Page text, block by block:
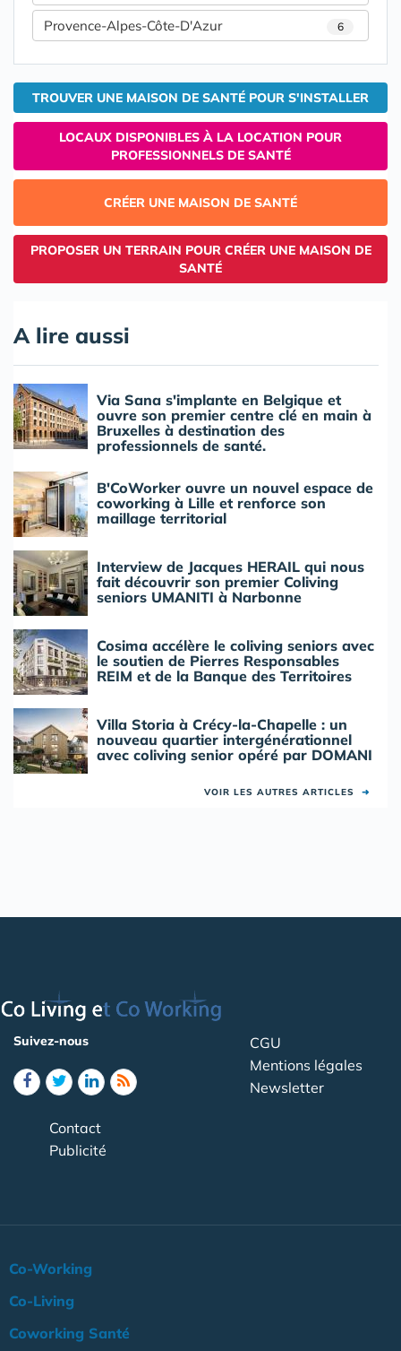
Provence-Alpes-Côte-D'Azur 6
TROUVER UNE MAISON DE SANTÉ POUR S'INSTALLER
LOCAUX DISPONIBLES À LA LOCATION POUR
PROFESSIONNELS DE SANTÉ
CRÉER UNE MAISON DE SANTÉ
PROPOSER UN TERRAIN POUR CRÉER UNE MAISON DE
SANTÉ
A lire aussi
Via Sana s'implante en Belgique et
ouvre son premier centre clé en main à
Bruxelles à destination des
professionnels de santé.
B'CoWorker ouvre un nouvel espace de
coworking à Lille et renforce son
maillage territorial
Interview de Jacques HERAIL qui nous
fait découvrir son premier Coliving
seniors UMANITI à Narbonne
Cosima accélère le coliving seniors avec
le soutien de Pierres Responsables
REIM et de la Banque des Territoires
Villa Storia à Crécy-la-Chapelle : un
nouveau quartier intergénérationnel
avec coliving senior opéré par DOMANI
VOIR LES AUTRES ARTICLES ➜
Suivez-nous
CGU
Mentions légales
Newsletter
Contact
Publicité
Co-Working
Co-Living
Coworking Santé